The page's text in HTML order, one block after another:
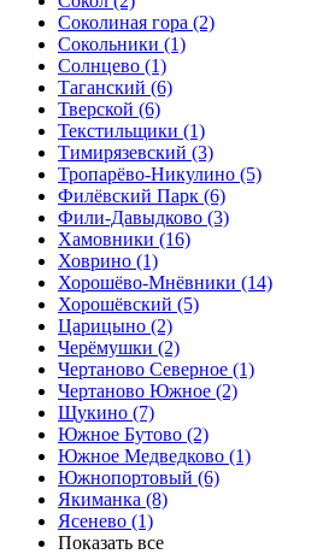
Соколиная гора (2)
Сокольники (1)
Солнцево (1)
Таганский (6)
Тверской (6)
Текстильщики (1)
Тимирязевский (3)
Тропарёво-Никулино (5)
Филёвский Парк (6)
Фили-Давыдково (3)
Хамовники (16)
Ховрино (1)
Хорошёво-Мнёвники (14)
Хорошёвский (5)
Царицыно (2)
Черёмушки (2)
Чертаново Северное (1)
Чертаново Южное (2)
Щукино (7)
Южное Бутово (2)
Южное Медведково (1)
Южнопортовый (6)
Якиманка (8)
Ясенево (1)
Показать все